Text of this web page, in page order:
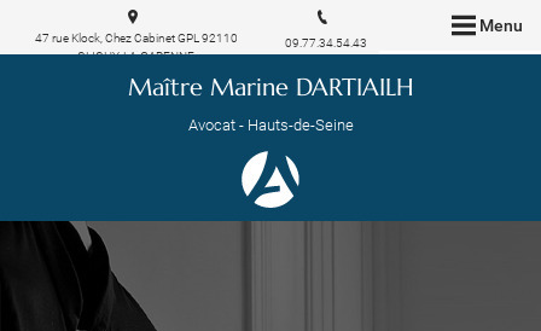
Menu
Maître Marine DARTIAILH
Avocat - Hauts-de-Seine
47 rue Klock, Chez Cabinet GPL 92110
CLICHY-LA-GARENNE
09.77.34.54.43